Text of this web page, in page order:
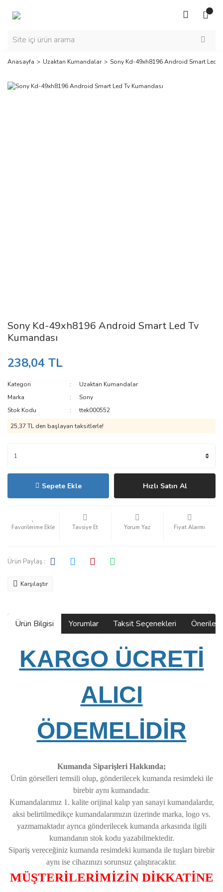
Anasayfa Uzaktan Kumandalar Sony Kd-49xh8196 Android Smart Led
Sony Kd-49xh8196 Android Smart Led Tv
Kumandası
238,04 TL
Kategori
Uzaktan Kumandalar
Marka
Sony
Stok Kodu
ttek000552
25,37 TL den başlayan taksitlerle!
Sepete Ekle Hızlı Satın Al
Tavsiye Et Yorum Yaz Fiyat Alarmı
Ürün Paylaş :
Karşılaştır
Ürün Bilgisi Yorumlar Taksit Seçenekleri
KARGO ÜCRETİ
ALICI
ÖDEMELİDİR
Kumanda Siparişleri Hakkında;
Ürün görselleri temsili olup, gönderilecek kumanda resimdeki ile
birebir aynı kumandadır.
Kumandalarımız 1. kalite orijinal kalıp yan sanayi kumandalardır,
aksi belirtilmedikçe kumandalarımızın üzerinde marka, logo vs.
yazmamaktadır ayrıca gönderilecek kumanda arkasında ilgili
kumandanın stok kodu yazabilmektedir.
Sipariş vereceğiniz kumanda resimdeki kumanda ile tuşları birebir
aynı ise cihazınızı sorunsuz çalıştıracaktır.
MÜŞTERİLERİMİZİN DİKKATİNE